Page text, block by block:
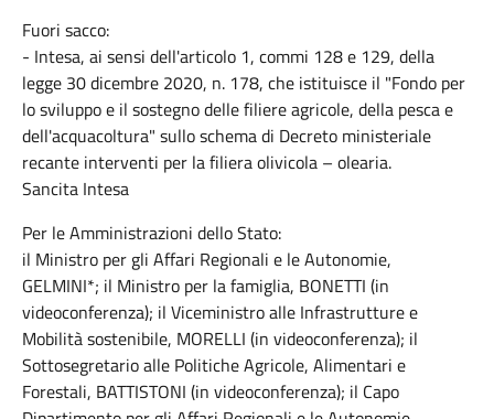
Fuori sacco:
- Intesa, ai sensi dell'articolo 1, commi 128 e 129, della
legge 30 dicembre 2020, n. 178, che istituisce il "Fondo per
lo sviluppo e il sostegno delle filiere agricole, della pesca e
dell'acquacoltura" sullo schema di Decreto ministeriale
recante interventi per la filiera olivicola – olearia.
Sancita Intesa
Per le Amministrazioni dello Stato:
il Ministro per gli Affari Regionali e le Autonomie,
GELMINI*; il Ministro per la famiglia, BONETTI (in
videoconferenza); il Viceministro alle Infrastrutture e
Mobilità sostenibile, MORELLI (in videoconferenza); il
Sottosegretario alle Politiche Agricole, Alimentari e
Forestali, BATTISTONI (in videoconferenza); il Capo